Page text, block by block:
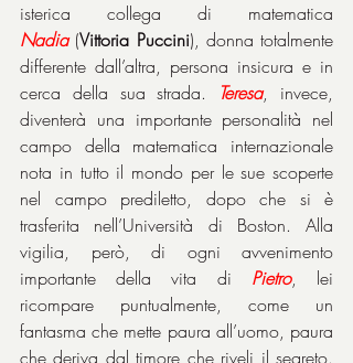
Nadia (Vittoria Puccini), donna totalmente
differente dall’altra, persona insicura e in
cerca della sua strada.
Teresa, invece,
diventerà una importante personalità nel
campo della matematica internazionale
nota in tutto il mondo per le sue scoperte
nel campo prediletto, dopo che si è
trasferita nell’Università di Boston. Alla
vigilia, però, di ogni avvenimento
importante della vita di Pietro, lei
ricompare puntualmente, come un
fantasma che mette paura all’uomo, paura
che deriva dal timore che riveli il segreto.